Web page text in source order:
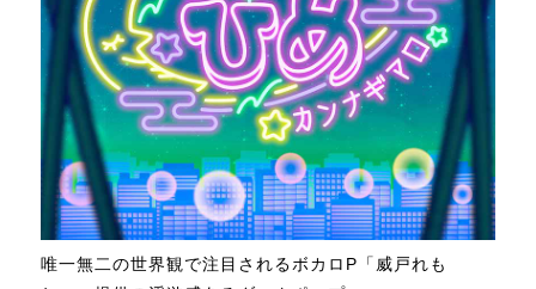
唯一無二の世界観で注目されるボカロP「威戸れも